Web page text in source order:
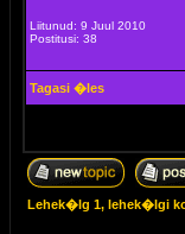
Liitunud: 9 Juul 2010
Postitusi: 38
Tagasi �les
Lehek�lg 1, lehek�lgi